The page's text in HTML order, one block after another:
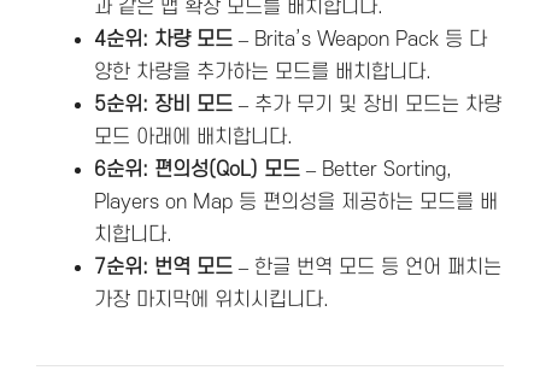
과 같은 맵 확장 모드를 배치합니다.
4순위: 차량 모드 – Brita’s Weapon Pack 등 다
양한 차량을 추가하는 모드를 배치합니다.
5순위: 장비 모드 – 추가 무기 및 장비 모드는 차량
모드 아래에 배치합니다.
6순위: 편의성(QoL) 모드 – Better Sorting,
Players on Map 등 편의성을 제공하는 모드를 배
치합니다.
7순위: 번역 모드 – 한글 번역 모드 등 언어 패치는
가장 마지막에 위치시킵니다.